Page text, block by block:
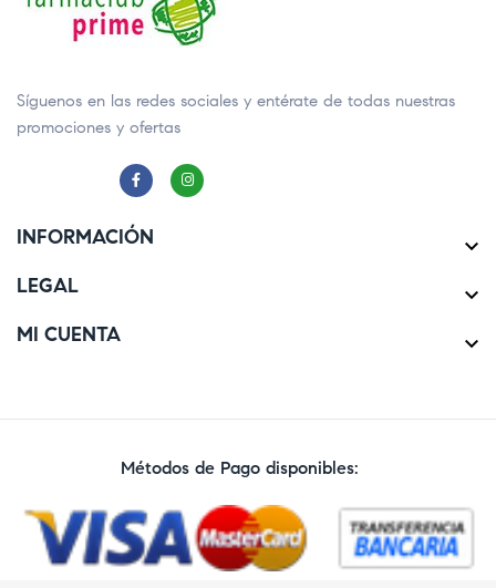
Síguenos en las redes sociales y entérate de todas nuestras
promociones y ofertas
INFORMACIÓN 
LEGAL 
MI CUENTA 
Métodos de Pago disponibles: